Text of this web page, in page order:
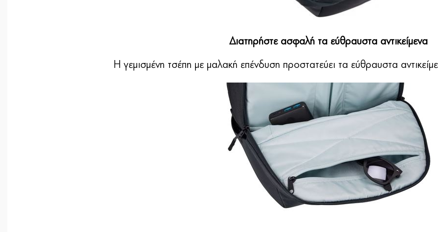
Διατηρήστε ασφαλή τα εύθραυστα αντικείμενα
Η γεμισμένη τσέπη με μαλακή επένδυση προστατεύει τα εύθραυστα